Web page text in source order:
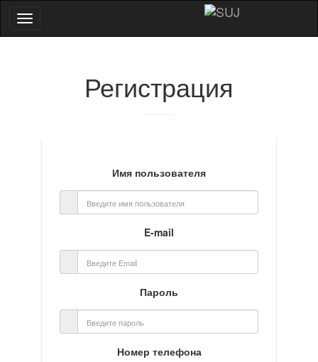
Регистрация
Имя пользователя
E-mail
Пароль
Номер телефона